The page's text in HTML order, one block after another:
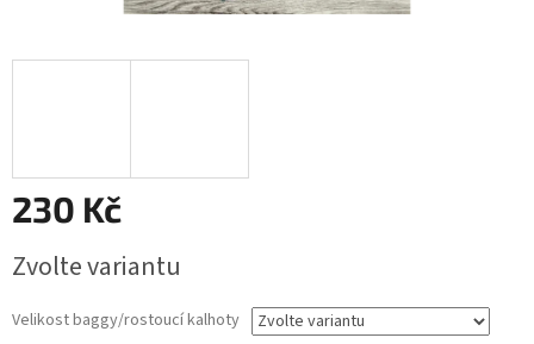
230 Kč
cena:
Zvolte variantu
Velikost baggy/rostoucí kalhoty